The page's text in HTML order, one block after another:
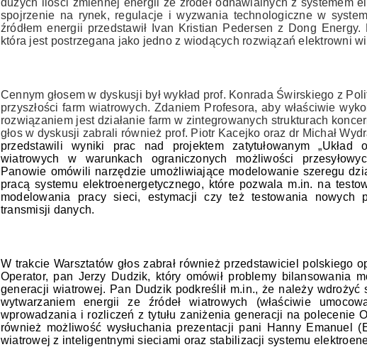
spojrzenie na rynek, regulacje i wyzwania technologiczne w
źródłem energii przedstawił Ivan Kristian Pedersen z Dong
która jest postrzegana jako jedno z wiodących rozwiązań elektrowni
Cennym głosem w dyskusji był wykład prof. Konrada Świrskiego z
przyszłości farm wiatrowych. Zdaniem Profesora, aby właściwie
rozwiązaniem jest działanie farm w zintegrowanych strukturach
głos w dyskusji zabrali również prof. Piotr Kacejko oraz dr Michał
przedstawili wyniki prac nad projektem zatytułowanym „Układ
wiatrowych w warunkach ograniczonych możliwości
Panowie omówili narzędzie umożliwiające modelowanie szeregu
pracą systemu elektroenergetycznego, które pozwala m.in. na
modelowania pracy sieci, estymacji czy też testowania nowych
transmisji danych.
W trakcie Warsztatów głos zabrał również przedstawiciel polskiego
Operator, pan Jerzy Dudzik, który omówił problemy bilansowania
generacji wiatrowej. Pan Dudzik podkreślił m.in., że należy wdrożyć
wytwarzaniem energii ze źródeł wiatrowych (właściwie
wprowadzania i rozliczeń z tytułu zaniżenia generacji na polecenie
również możliwość wysłuchania prezentacji pani Hanny Emanuel
wiatrowej z inteligentnymi sieciami oraz stabilizacji systemu